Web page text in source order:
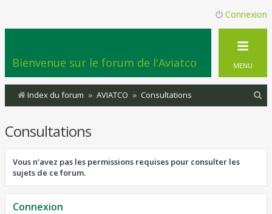
Connexion
Bienvenue sur le forum de l'Aviatco MENU
Index du forum AVIATCO Consultations
c
Consultations
Vous n’avez pas les permissions requises pour consulter les
sujets de ce forum.
Connexion